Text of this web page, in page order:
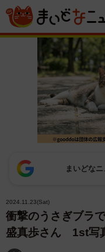
まいどな
2024.11.23(Sat)
衝撃のうさぎブラ
盛真歩さん 1st写